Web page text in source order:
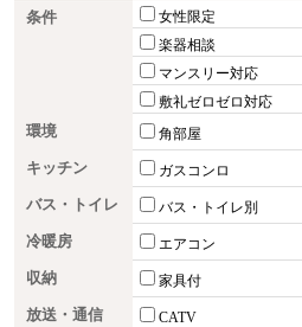
条件 女性限定
楽器相談
マンスリー対応
敷礼ゼロゼロ対応
環境 角部屋
キッチン ガスコンロ
バス・トイレ バス・トイレ別
冷暖房 エアコン
収納 家具付
放送・通信 CATV